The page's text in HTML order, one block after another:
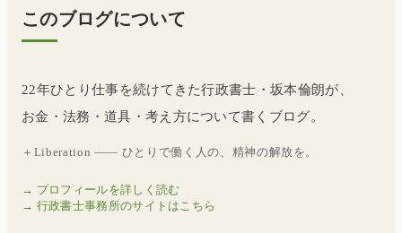
このブログについて
22年ひとり仕事を続けてきた行政書士・坂本倫朗が、
お金・法務・道具・考え方について書くブログ。
＋Liberation —— ひとりで働く人の、精神の解放を。
→ プロフィールを詳しく読む
→ 行政書士事務所のサイトはこちら